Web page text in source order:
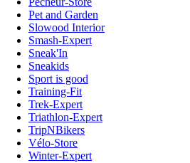
Pet and Garden
Slowood Interior
Smash-Expert
Sneak'In
Sneakids
Sport is good
Training-Fit
Trek-Expert
Triathlon-Expert
TripNBikers
Vélo-Store
Winter-Expert